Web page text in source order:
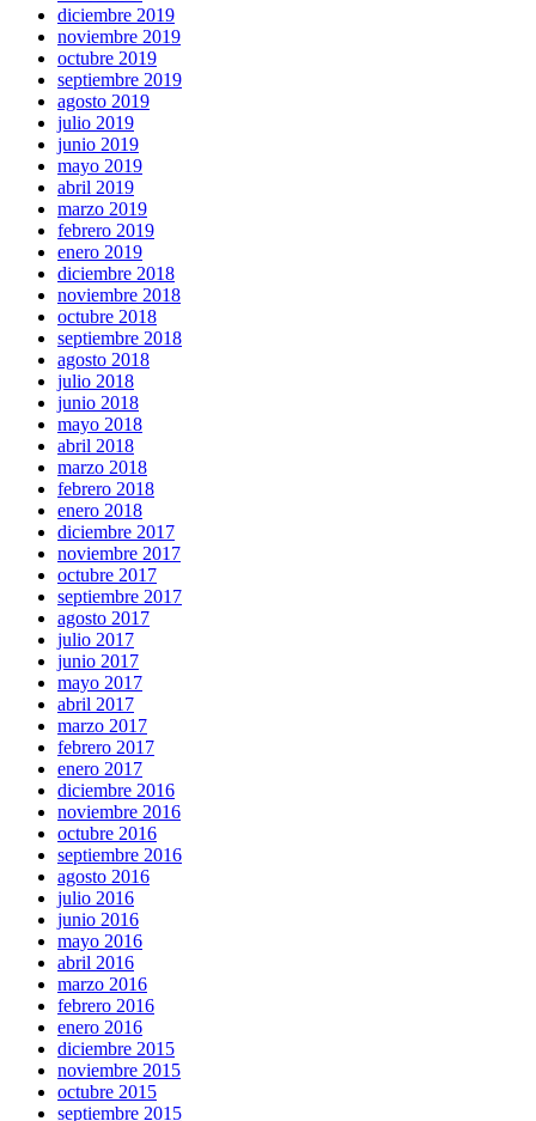
diciembre 2019
noviembre 2019
octubre 2019
septiembre 2019
agosto 2019
julio 2019
junio 2019
mayo 2019
abril 2019
marzo 2019
febrero 2019
enero 2019
diciembre 2018
noviembre 2018
octubre 2018
septiembre 2018
agosto 2018
julio 2018
junio 2018
mayo 2018
abril 2018
marzo 2018
febrero 2018
enero 2018
diciembre 2017
noviembre 2017
octubre 2017
septiembre 2017
agosto 2017
julio 2017
junio 2017
mayo 2017
abril 2017
marzo 2017
febrero 2017
enero 2017
diciembre 2016
noviembre 2016
octubre 2016
septiembre 2016
agosto 2016
julio 2016
junio 2016
mayo 2016
abril 2016
marzo 2016
febrero 2016
enero 2016
diciembre 2015
noviembre 2015
octubre 2015
septiembre 2015